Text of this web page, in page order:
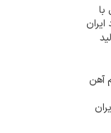
با
آهن